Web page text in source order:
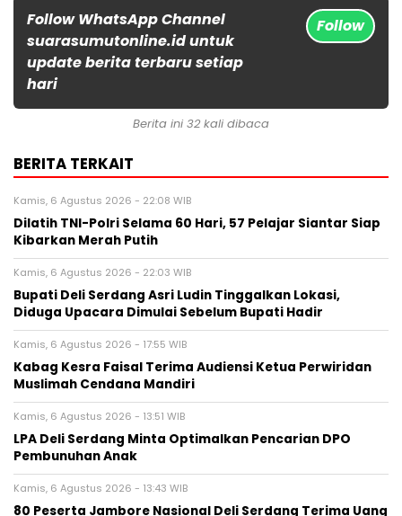
Follow WhatsApp Channel
suarasumutonline.id untuk
update berita terbaru setiap
hari
Follow
Berita ini 32 kali dibaca
BERITA TERKAIT
Kamis, 6 Agustus 2026 - 22:08 WIB
Dilatih TNI-Polri Selama 60 Hari, 57 Pelajar Siantar Siap
Kibarkan Merah Putih
Kamis, 6 Agustus 2026 - 22:03 WIB
Bupati Deli Serdang Asri Ludin Tinggalkan Lokasi,
Diduga Upacara Dimulai Sebelum Bupati Hadir
Kamis, 6 Agustus 2026 - 17:55 WIB
Kabag Kesra Faisal Terima Audiensi Ketua Perwiridan
Muslimah Cendana Mandiri
Kamis, 6 Agustus 2026 - 13:51 WIB
LPA Deli Serdang Minta Optimalkan Pencarian DPO
Pembunuhan Anak
Kamis, 6 Agustus 2026 - 13:43 WIB
80 Peserta Jambore Nasional Deli Serdang Terima Uang